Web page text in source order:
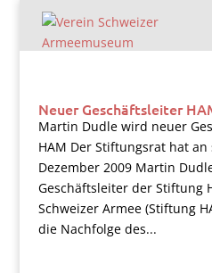
Neuer Geschäftsleiter
Martin Dudle wird neuer
HAM Der Stiftungsrat hat
Dezember 2009 Martin
Geschäftsleiter der Stiftung
Schweizer Armee (Stiftung
die Nachfolge des...